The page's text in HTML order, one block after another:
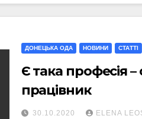
ДОНЕЦЬКА ОДА НОВИНИ СТАТТI
Є тaкa професiя
прaцiвник
30.10.2020 ELENA